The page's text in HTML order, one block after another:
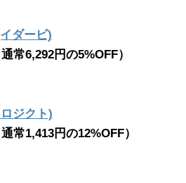
ダービ)
常6,292円の5%OFF）
ジクト)
常1,413円の12%OFF）